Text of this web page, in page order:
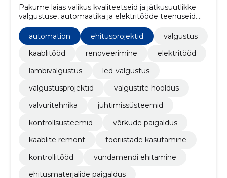
Pakume laias valikus kvaliteetseid ja jätkusuutlikke
valgustuse, automaatika ja elektritööde teenuseid.
ja renoveerimisteenuseid, et aidata teil oma kodu või
äri parandada.
automation ehitusprojektid
valgustus
kaablitööd
renoveerimine
elektritööd
lambivalgustus
led-valgustus
valgustusprojektid
valgustite hooldus
valvuritehnika
juhtimissüsteemid
kontrollsüsteemid
võrkude paigaldus
kaablite remont
tööriistade kasutamine
kontrollitööd
vundamendi ehitamine
ehitusmaterjalide paigaldus